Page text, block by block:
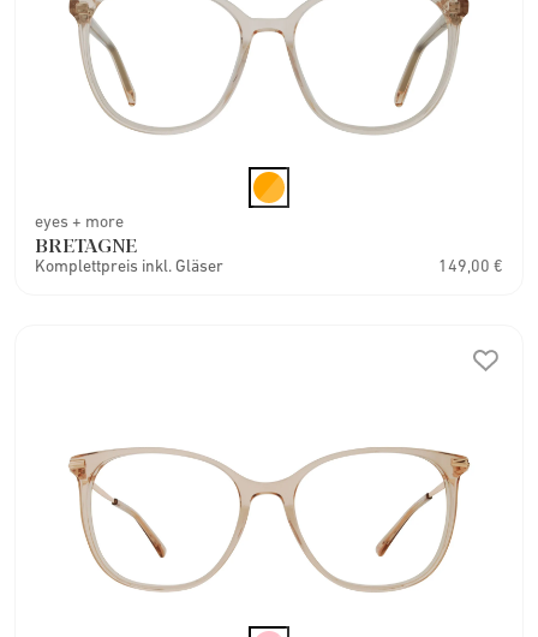
eyes + more
BRETAGNE
Komplettpreis inkl. Gläser 149,00 €